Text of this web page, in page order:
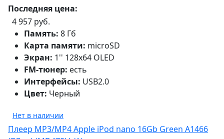
Последняя цена:
4 957 руб.
Память: 8 Гб
Карта памяти: microSD
Экран: 1'' 128x64 OLED
FM-тюнер: есть
Интерфейсы: USB2.0
Цвет: Черный
Нет в наличии
Плеер MP3/MP4 Apple iPod nano 16Gb Green A1466